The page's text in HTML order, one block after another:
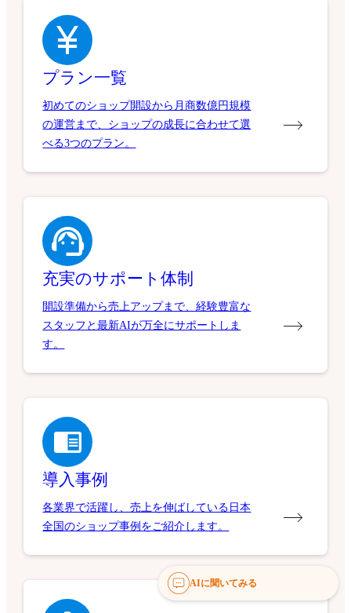
プラン一覧
初めてのショップ開設から月商数億円規模
の運営まで、ショップの成長に合わせて選
べる3つのプラン。
充実のサポート体制
開設準備から売上アップまで、経験豊富な
スタッフと最新AIが万全にサポートしま
す。
導入事例
各業界で活躍し、売上を伸ばしている日本
全国のショップ事例をご紹介します。
AIに聞いてみる